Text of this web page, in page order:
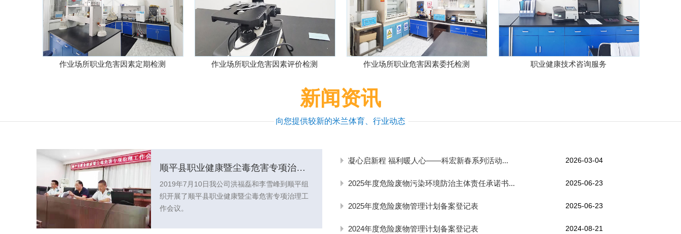
作业场所职业危害因素定期检测 作业场所职业危害因素评价检测 作业场所职业危害因素委托检测 职业健康技术咨询服务
新闻资讯
向您提供较新的米兰体育、行业动态
顺平县职业健康暨尘毒危害专项治理
工作会议
2019年7月10日我公司洪福磊和李雪峰到顺平组
织开展了顺平县职业健康暨尘毒危害专项治理工
作会议。
凝心启新程 福利暖人心——科宏新春系列活动... 2026-03-04
2025年度危险废物污染环境防治主体责任承诺书... 2025-06-23
2025年度危险废物管理计划备案登记表 2025-06-23
2024年度危险废物管理计划备案登记表 2024-08-21